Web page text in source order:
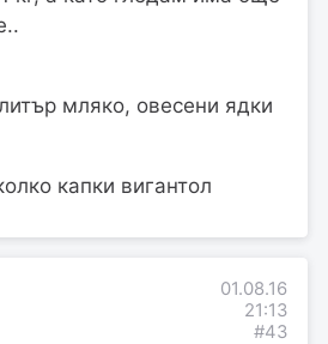
мляко, овесени ядки
капки вигантол
01.08.16
21:13
#43